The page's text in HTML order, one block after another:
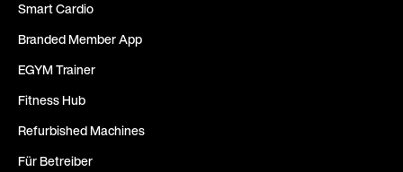
Smart Cardio
Branded Member App
EGYM Trainer
Fitness Hub
Refurbished Machines
Für Betreiber